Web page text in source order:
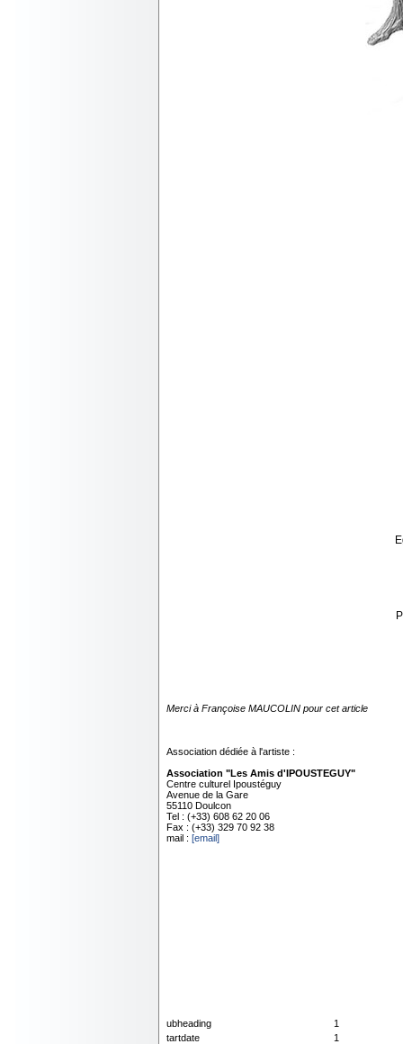
Merci à Françoise MAUCOLIN pour cet article
Association dédiée à l'artiste :
Association "Les Amis d'IPOUSTEGUY"
Centre culturel Ipoustéguy
Avenue de la Gare
55110 Doulcon
Tel : (+33) 608 62 20 06
Fax : (+33) 329 70 92 38
mail : [email]
ubheading
1
tartdate
1